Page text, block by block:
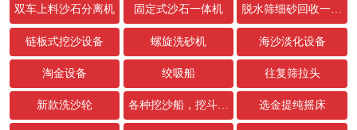
双车上料沙石分离机 固定式沙石一体机 脱水筛细砂回收一体机
链板式挖沙设备 螺旋洗砂机 海沙淡化设备
淘金设备 绞吸船 往复筛拉头
新款洗沙轮 各种挖沙船，挖斗，链条配件 选金提纯摇床